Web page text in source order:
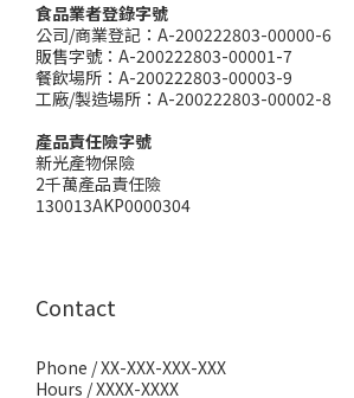
食品業者登錄字號
公司/商業登記：A-200222803-00000-6
販售字號：A-200222803-00001-7
餐飲場所：A-200222803-00003-9
工廠/製造場所：A-200222803-00002-8
產品責任險字號
新光產物保險
2千萬產品責任險
130013AKP0000304
Contact
Phone / XX-XXX-XXX-XXX
Hours / XXXX-XXXX